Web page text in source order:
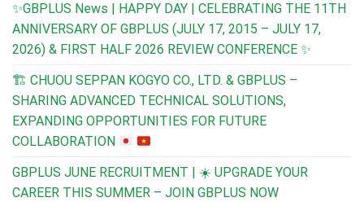
✨GBPLUS News | HAPPY DAY | CELEBRATING THE 11TH
ANNIVERSARY OF GBPLUS (JULY 17, 2015 – JULY 17,
2026) & FIRST HALF 2026 REVIEW CONFERENCE ✨
🏗️ CHUOU SEPPAN KOGYO CO., LTD. & GBPLUS –
SHARING ADVANCED TECHNICAL SOLUTIONS,
EXPANDING OPPORTUNITIES FOR FUTURE
COLLABORATION
GBPLUS JUNE RECRUITMENT | ☀️ UPGRADE YOUR
CAREER THIS SUMMER – JOIN GBPLUS NOW